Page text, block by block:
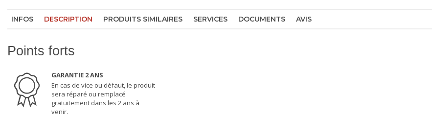
INFOS DESCRIPTION PRODUITS SIMILAIRES SERVICES DOCUMENTS AVIS
Points forts
GARANTIE 2 ANS
En cas de vice ou défaut, le produit
sera réparé ou remplacé
gratuitement dans les 2 ans à
venir.